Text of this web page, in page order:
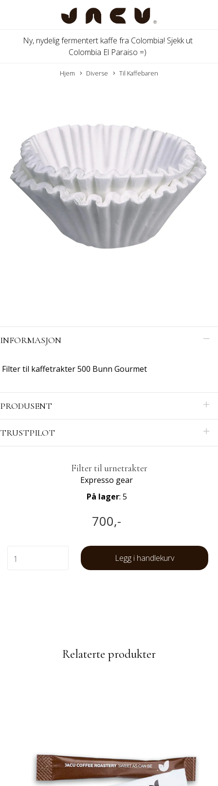
Ny, nydelig fermentert kaffe fra Colombia! Sjekk ut
Colombia El Paraiso =)
Hjem Diverse Til Kaffebaren
INFORMASJON
Filter til kaffetrakter 500 Bunn Gourmet
PRODUSENT
TRUSTPILOT
Filter til urnetrakter
Expresso gear
På lager: 5
700,-
Legg i handlekurv
Relaterte produkter